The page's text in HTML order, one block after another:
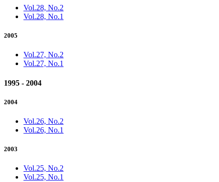
Vol.28, No.2
Vol.28, No.1
2005
Vol.27, No.2
Vol.27, No.1
1995 - 2004
2004
Vol.26, No.2
Vol.26, No.1
2003
Vol.25, No.2
Vol.25, No.1